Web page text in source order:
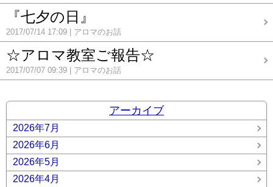
『七夕の日』
2017/07/14 17:09 アロマのお話
☆アロマ教室ご報告☆
2017/07/07 09:39 アロマのお話
アーカイブ
2026年7月
2026年6月
2026年5月
2026年4月